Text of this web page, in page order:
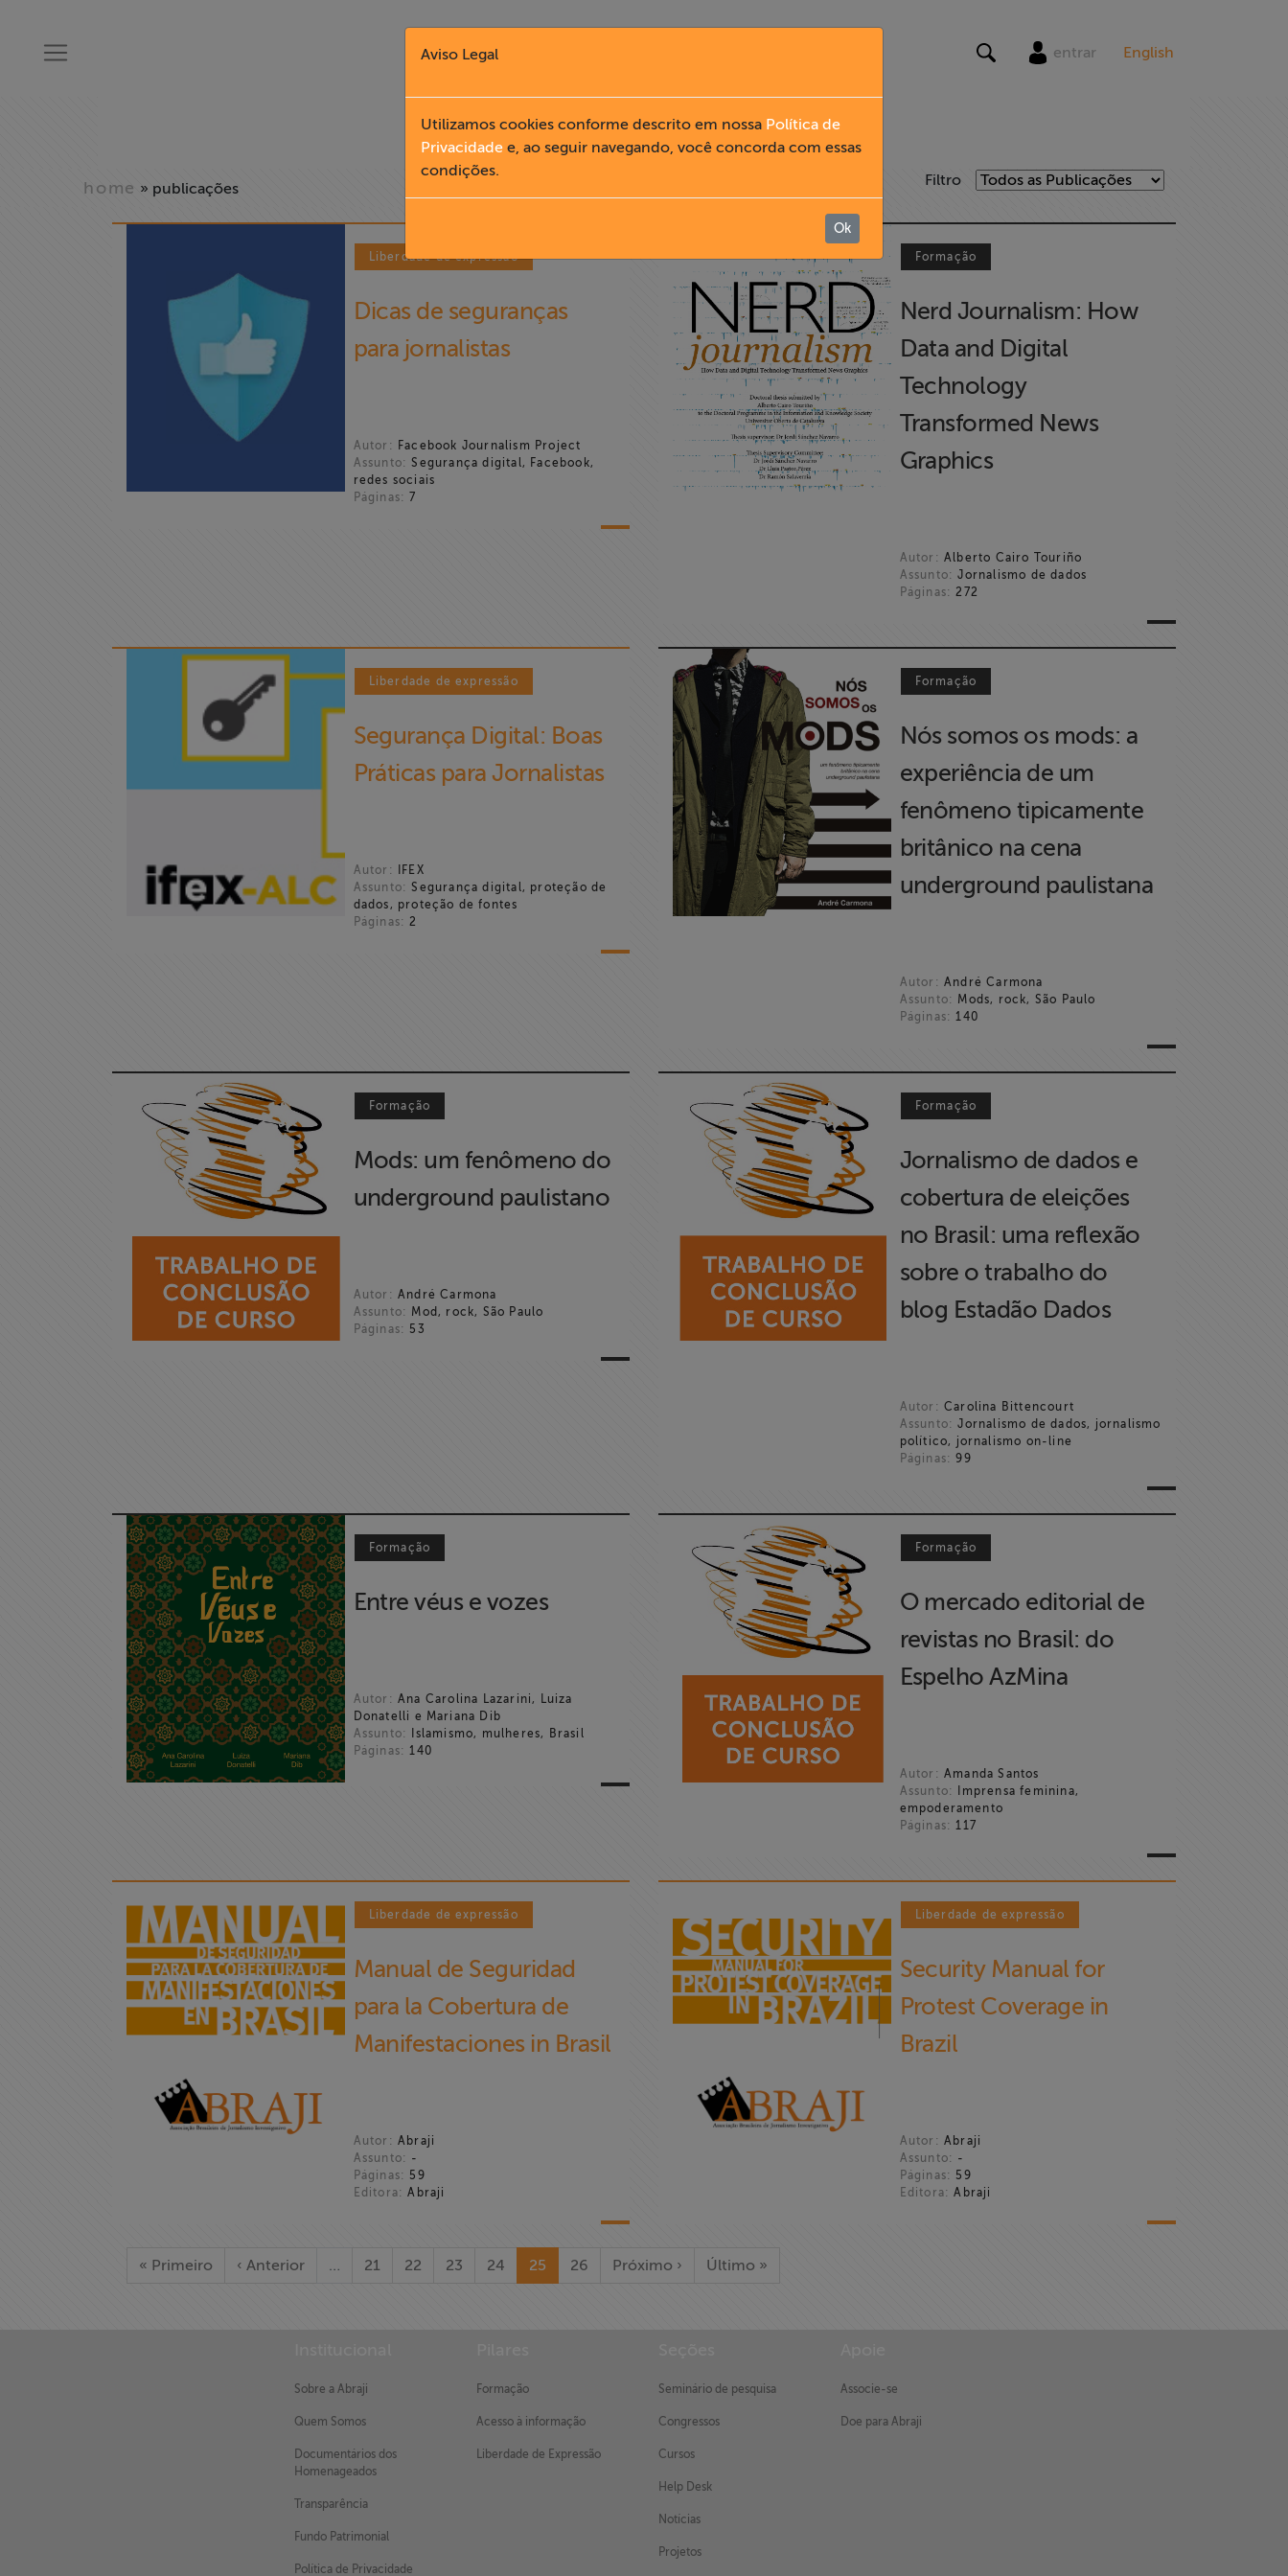
Assine a nossa
entrar English
PUBLICAÇÕES
home » publicações Filtro
Liberdade de expressão
Dicas de seguranças
para jornalistas
Autor:
Facebook Journalism Project
Assunto: Segurança digital, Facebook,
redes sociais
Páginas: 7
Formação
Nerd Journalism: How
Data and Digital
Technology
Transformed News
Graphics
Autor: Alberto Cairo Touriño
Assunto: Jornalismo de dados
Páginas: 272
Liberdade de expressão
Segurança Digital: Boas
Práticas para Jornalistas
Autor:
IFEX
Assunto: Segurança digital, proteção de
dados, proteção de fontes
Páginas: 2
Formação
Nós somos os mods: a
experiência de um
fenômeno tipicamente
britânico na cena
underground paulistana
Autor: André Carmona
Assunto: Mods, rock, São Paulo
Páginas: 140
Formação
Mods: um fenômeno do
underground paulistano
Autor: André Carmona
Assunto: Mod, rock, São Paulo
Páginas: 53
Formação
Jornalismo de dados e
cobertura de eleições
no Brasil: uma reflexão
sobre o trabalho do
blog Estadão Dados
Autor: Carolina Bittencourt
Assunto: Jornalismo de dados, jornalismo
político, jornalismo on-line
Páginas: 99
Formação
Entre véus e vozes
Autor: Ana Carolina Lazarini, Luiza
Donatelli e Mariana Dib
Assunto:
Islamismo, mulheres, Brasil
Páginas: 140
Formação
O mercado editorial de
revistas no Brasil: do
Espelho AzMina
Autor: Amanda Santos
Assunto:
Imprensa feminina,
empoderamento
Páginas: 117
Liberdade de expressão
Manual de Seguridad
para la Cobertura de
Manifestaciones in Brasil
Autor: Abraji
Assunto: -
Páginas: 59
Editora: Abraji
Liberdade de expressão
Security Manual for
Protest Coverage in
Brazil
Autor: Abraji
Assunto: -
Páginas: 59
Editora: Abraji
« Primeiro ‹ Anterior … 21 22 23 24 25 26 Próximo › Último »
Sobre a Abraji
Quem Somos
Documentários dos
Homenageados
Transparência
Fundo Patrimonial
Política de Privacidade
Formação
Acesso à informação
Liberdade de Expressão
Seminário de pesquisa
Congressos
Cursos
Help Desk
Notícias
Projetos
Associe-se
Doe para Abraji
Aviso Legal
Utilizamos cookies conforme descrito em nossa Política de
Privacidade e, ao seguir navegando, você concorda com essas
condições.
Ok